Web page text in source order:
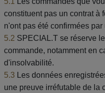
constituent pas un contrat à
n'ont pas été confirmées
5.2 SPECIAL.T se réserve
commande, notamment en
d'insolvabilité.
5.3 Les données
une preuve irréfutable de la